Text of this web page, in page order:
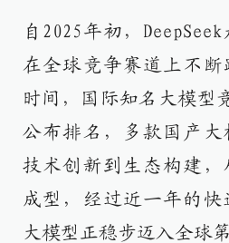
自2025年初，
在全球竞争赛道上不
时间，国际知名大模型
公布排名，多款国产大
技术创新到生态构建
成型，经过近一年的
大模型正稳步迈入全球